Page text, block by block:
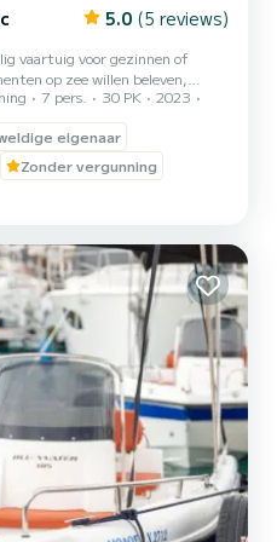
5.0 (5 reviews)
vaartuig voor gezinnen of
op zee willen beleven,
Met zijn stabiele
het voor gemoedsrust en
Met een lengte van
interieur, compleet
voor maximaal 7
met het audiosysteem
7 pers. 30 PK
2023
eigenaar
Zonder vergunning